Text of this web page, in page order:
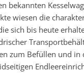
bekannten
wiesen die
sich bis heute
zum Befüllen und in